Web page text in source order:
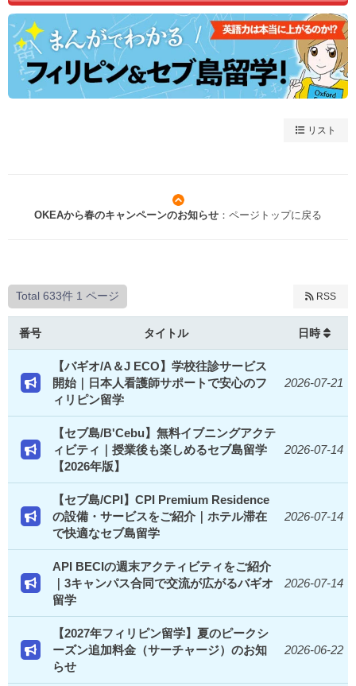
リスト
OKEAから春のキャンペーンのお知らせ ：ページトップに戻る
Total 633件 1 ページ RSS
番号 タイトル 日時
【バギオ/A＆J ECO】学校往診サービス
開始｜日本人看護師サポートで安心のフ
ィリピン留学
2026-07-21
【セブ島/B'Cebu】無料イブニングアクテ
ィビティ｜授業後も楽しめるセブ島留学
【2026年版】
2026-07-14
【セブ島/CPI】CPI Premium Residence
の設備・サービスをご紹介｜ホテル滞在
で快適なセブ島留学
2026-07-14
API BECIの週末アクティビティをご紹介
｜3キャンパス合同で交流が広がるバギオ
留学
2026-07-14
【2027年フィリピン留学】夏のピークシ
ーズン追加料金（サーチャージ）のお知
らせ
2026-06-22